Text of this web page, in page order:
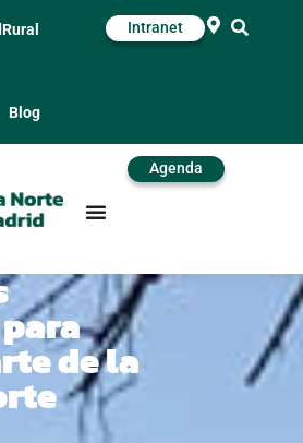
Blog
Intranet
Agenda
de la